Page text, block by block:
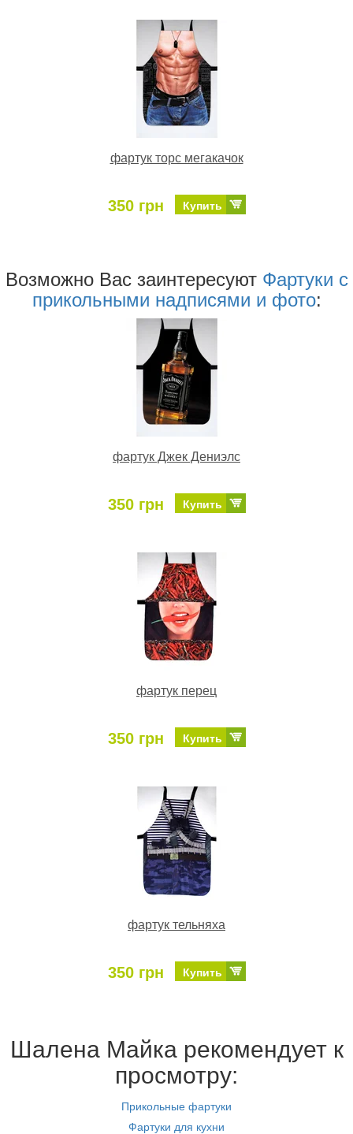
фартук торс мегакачок
350 грн Купить
Возможно Ваc заинтересуют Фартуки с
прикольными надписями и фото:
фартук Джек Дениэлс
350 грн Купить
фартук перец
350 грн Купить
фартук тельняха
350 грн Купить
Шалена Майка рекомендует к
просмотру:
Прикольные фартуки
Фартуки для кухни